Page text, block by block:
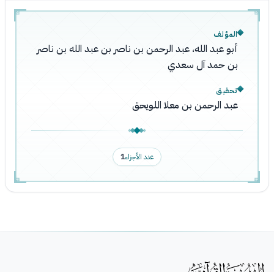
المؤلف
أبو عبد الله، عبد الرحمن بن ناصر بن عبد الله بن ناصر
بن حمد آل سعدي
تحقيق
عبد الرحمن بن معلا اللويحق
عدد الأجزاء1